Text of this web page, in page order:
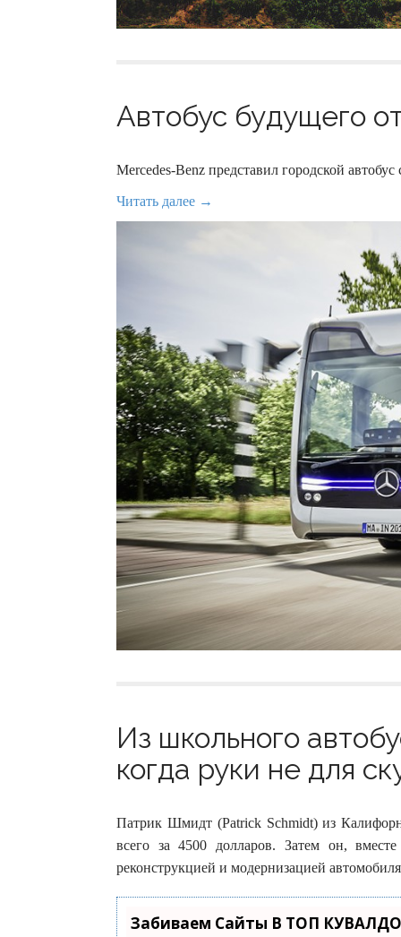
Автобус будущего
Mercedes-Benz представил городской
Читать далее →
Из школьного
когда руки не для
Патрик Шмидт (Patrick Schmidt) из
всего за 4500 долларов. Затем он,
реконструкцией и модернизацией
Забиваем Сайты В ТОП